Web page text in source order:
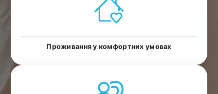
Проживання у комфортних умовах